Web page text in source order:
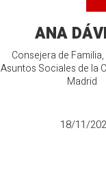
ANA
Consejera de
Asuntos Sociales de la
Madrid
18/11/